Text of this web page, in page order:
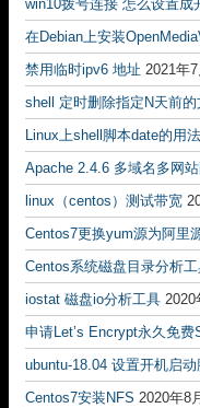
win10拨号连接 怎么设置成
在Debian上安装
禁用临时ipv6 地址 2021年7
shell 定时删除指定N天前的
Linux上shell脚本date的用法
Apache 2.4.6 多域名多网
linux（centos）测试带宽
Centos7更换yum源为阿里
Centos系统磁盘目录分析
iostat 磁盘io分析工具 2020
申请Let’s Encrypt永久免费
ubuntu-18.04 设置开机启动
Centos7安装NFS 2020年8